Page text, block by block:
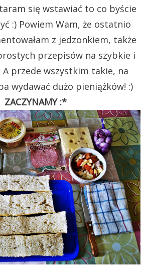
się wstawiać to co byście
:) Powiem Wam, że ostatnio
z jedzonkiem, także
przepisów na szybkie i
przede wszystkim takie, na
wydawać dużo pieniążków! :)
ZACZYNAMY :*